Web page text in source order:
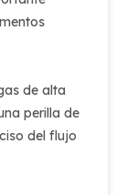
de alta
perilla de
del flujo